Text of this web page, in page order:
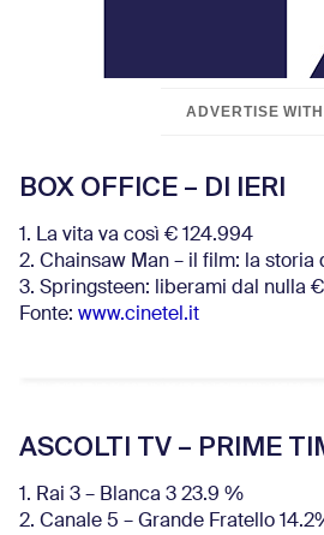
ADVERTISE
BOX OFFICE – DI IERI
1. La vita va così € 124.994
2. Chainsaw Man – il film: la storia
3. Springsteen: liberami dal nulla
Fonte: www.cinetel.it
ASCOLTI TV – PRIME
1. Rai 3 – Blanca 3 23.9 %
2. Canale 5 – Grande Fratello